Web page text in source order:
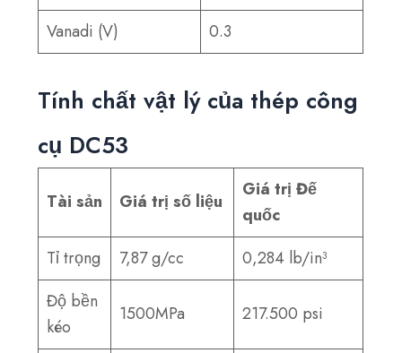
Vanadi (V) 0.3
Tính chất vật lý của thép công
cụ DC53
Tài sản Giá trị số liệu
Giá trị Đế
quốc
Tỉ trọng
7,87 g/cc
0,284 lb/in³
Độ bền
kéo
1500MPa 217.500 psi